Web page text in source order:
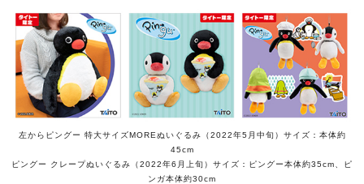
左からピングー 特大サイズMOREぬいぐるみ（2022年5月中旬）サイズ：本体約
45cm
ピングー クレープぬいぐるみ（2022年6月上旬）サイズ：ピングー本体約35cm、ピ
ンガ本体約30cm